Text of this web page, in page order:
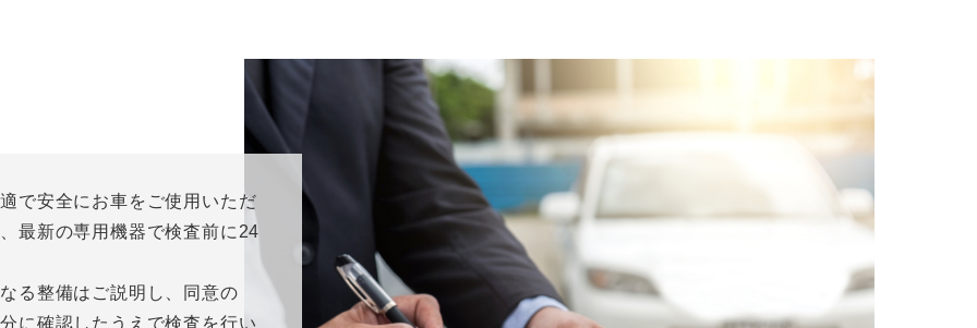
で安全にお車をご使用いただ
最新の専用機器で検査前に24
る整備はご説明し、同意の
に確認したうえで検査を行い